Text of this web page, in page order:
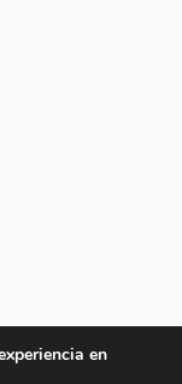
en